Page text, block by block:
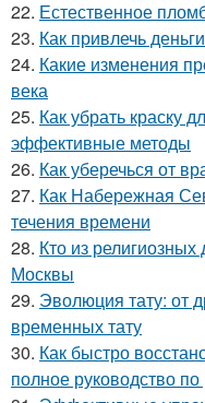
22. Естественное
23. Как привлечь
24. Какие изменения
века
25. Как убрать краску
эффективные методы
26. Как уберечься от
27. Как Набережная
течения времени
28. Кто из
Москвы
29. Эволюция тату: от
временных тату
30. Как быстро
полное руководство